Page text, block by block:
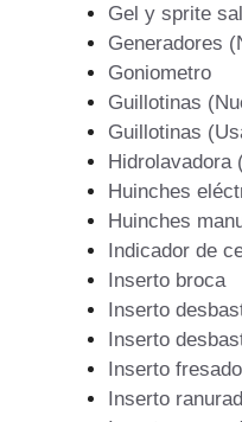
Gel y sprite
Generadores
Goniometro
Guillotinas
Guillotinas
Hidrolavadora
Huinches
Huinches
Indicador de
Inserto broca
Inserto
Inserto
Inserto
Inserto